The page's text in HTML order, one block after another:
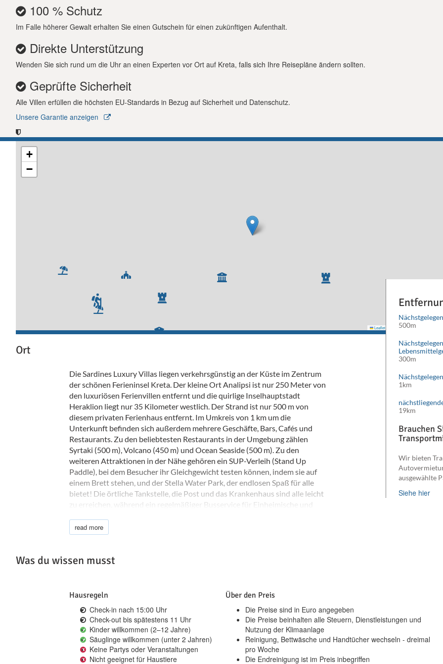
100 % Schutz
Im Falle höherer Gewalt erhalten Sie einen Gutschein für einen zukünftigen Aufenthalt.
Direkte Unterstützung
Wenden Sie sich rund um die Uhr an einen Experten vor Ort auf Kreta, falls sich Ihre Reisepläne ändern sollten.
Geprüfte Sicherheit
Alle Villen erfüllen die höchsten EU-Standards in Bezug auf Sicherheit und Datenschutz.
Unsere Garantie anzeigen
+
−
Leaflet Mapbox©OpenStreetMap
Ort
Die Sardines Luxury Villas liegen verkehrsgünstig an der Küste im Zentrum
der schönen Ferieninsel Kreta. Der kleine Ort Analipsi ist nur 250 Meter von
den luxuriösen Ferienvillen entfernt und die quirlige Inselhauptstadt
Heraklion liegt nur 35 Kilometer westlich. Der Strand ist nur 500 m von
diesem privaten Ferienhaus entfernt. Im Umkreis von 1 km um die
Unterkunft befinden sich außerdem mehrere Geschäfte, Bars, Cafés und
Restaurants. Zu den beliebtesten Restaurants in der Umgebung zählen
Syrtaki (500 m), Volcano (450 m) und Ocean Seaside (500 m). Zu den
weiteren Attraktionen in der Nähe gehören ein SUP-Verleih (Stand Up
Paddle), bei dem Besucher ihr Gleichgewicht testen können, indem sie auf
einem Brett stehen, und der Stella Water Park, der endlosen Spaß für alle
bietet! Die örtliche Tankstelle, die Post und das Krankenhaus sind alle leicht
zu erreichen, während ein regelmäßiger Busservice für Einheimische und
read more
500m
300m
1km
19km
Brauchen
Wir bieten
ausgewählte
Siehe hier
Was du wissen musst
Hausregeln
Check-in nach 15:00 Uhr
Check-out bis spätestens 11 Uhr
Kinder willkommen (2–12 Jahre)
Säuglinge willkommen (unter 2 Jahren)
Keine Partys oder Veranstaltungen
Nicht geeignet für Haustiere
Über den Preis
Die Preise sind in Euro angegeben
Die Preise beinhalten alle Steuern, Dienstleistungen und
Nutzung der Klimaanlage
Reinigung, Bettwäsche und Handtücher wechseln - dreimal
pro Woche
Die Endreinigung ist im Preis inbegriffen